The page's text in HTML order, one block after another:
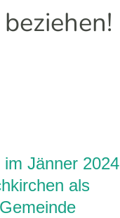
Jänner 2024
als